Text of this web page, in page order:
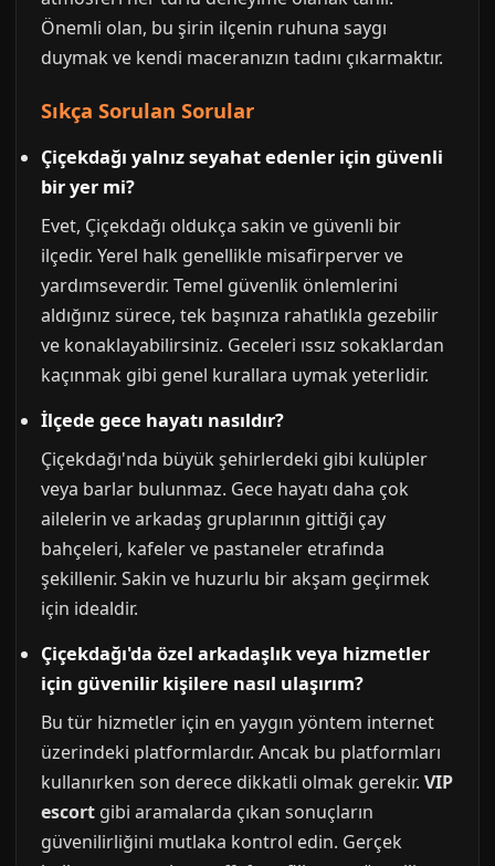
Önemli olan, bu şirin ilçenin ruhuna saygı
duymak ve kendi maceranızın tadını çıkarmaktır.
Sıkça Sorulan Sorular
Çiçekdağı yalnız seyahat edenler için güvenli
bir yer mi?
Evet, Çiçekdağı oldukça sakin ve güvenli bir
ilçedir. Yerel halk genellikle misafirperver ve
yardımseverdir. Temel güvenlik önlemlerini
aldığınız sürece, tek başınıza rahatlıkla gezebilir
ve konaklayabilirsiniz. Geceleri ıssız sokaklardan
kaçınmak gibi genel kurallara uymak yeterlidir.
İlçede gece hayatı nasıldır?
Çiçekdağı'nda büyük şehirlerdeki gibi kulüpler
veya barlar bulunmaz. Gece hayatı daha çok
ailelerin ve arkadaş gruplarının gittiği çay
bahçeleri, kafeler ve pastaneler etrafında
şekillenir. Sakin ve huzurlu bir akşam geçirmek
için idealdir.
Çiçekdağı'da özel arkadaşlık veya hizmetler
için güvenilir kişilere nasıl ulaşırım?
Bu tür hizmetler için en yaygın yöntem internet
üzerindeki platformlardır. Ancak bu platformları
kullanırken son derece dikkatli olmak gerekir. VIP
escort gibi aramalarda çıkan sonuçların
güvenilirliğini mutlaka kontrol edin. Gerçek